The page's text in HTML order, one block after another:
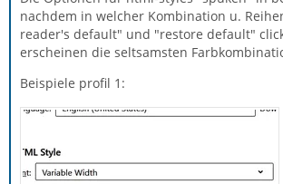
nachdem in welcher Kombination u.
reader's default" und "restore default"
erscheinen die seltsamsten
Beispiele profil 1: